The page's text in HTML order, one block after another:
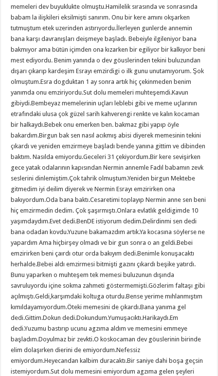
memeleri dev buyuklukte olmuştu.Hamilelik sırasında ve sonrasında
babam la ilişkileri eksilmişti sanırım. Onu bir kere amını okşarken
tutmuştum etek uzerinden astırıyordu.İlerleyen gunlerde annemin
bana karşı davranışları deişmeye başladı. Bebeiyle ilgileniyor bana
bakmıyor ama bütün içimden ona kızarken bir egiliyor bir kalkıyor beni
mest ediyordu. Benim yanında o dev göuslerinden tekini buluzundan
dışarı çıkarıp kardeşim Esrayı emzirdigi o ilk gunu unutamıyorum. Şok
olmuştum.Esra dogduktan 1 ay sonra artık hiç çekinmeden benim
yanımda onu emziriyordu.Sut dolu memeleri muhteşemdi.Kavun
gibiydi.Bembeyaz memelerinin uçları leblebi gibi ve meme uçlarının
etrafındaki ulusa çok güzel sarih kahverengi renkte ve kalın kocaman
bir halkaydı.Bebek onu emerken ben. bakmaz gibi yapıp öyle
bakardım.Birgun bak sen nasıl acıkmış abisi diyerek memesinin tekini
çıkardı ve yeniden emzirmeye başladı bende yanına gittim ve dibinden
baktım. Nasılda emiyordu.Geceleri 31 çekiyordum.Bir kere sevişirken
gece yatak odalarının kapısından Nermin annemle Fadıl babamın zevk
seslerini dinlemiştim.Çok tahrik olmuştum.Yeniden birgun Mektebe
gitmedim iyi deilim diyerek ve Nermin Esrayı emzirirken ona
bakıyordum.Oda bana baktı.Cesaretimi toplayıp Nermin anne sen beni
hiç emzirmedin dedim. Çok şaşırmıştı.Onlara evlatlık geldigimde 10
yaşımdaydım.Evet dedi.BenDE istiyorum dedim.Delirdinmi sen dedi
bana odadan kovdu.Yuzune bakamazdım artık.Ya kocasına söylerse ne
yapardım Ama hiçbirşey olmadı ve bir gun sonra o an geldi.Bebei
emzirirken beni çaırdı otur orda bakıyım dedi.Benimle konuşacaktı
herhalde.Bebei aldı emzirmesi bitmişti gazını çıkardı beşike yatırdı.
Bunu yaparken o muhteşem tek memesi buluzunun dışında
savruluyordu içine sokma zahmeti göstermemişti.Gözlerim faltaşı gibi
açılmıştı.Geldi,karşımdaki koltuga oturdu.Bense yerime mıhlanmıştım
kımıldayamıyordum.Öteki memesini de çıkardı.Bana yanıma gel
dedi.Gittim.Dokun dedi.Dokundum.Yumuşacıktı.Harikaydı.Em
dedi.Yuzumu bastırıp ucunu agzıma aldım ve memesini emmeye
başladım.Doyulmaz bir zevkti.O koskocaman dev göuslerinin birinde
elim dolaşırken dierini de emiyordum.Nefessiz
emiyordum.Heyecandan kalbim duracaktı.Bir saniye dahi boşa geçsin
istemiyordum.Sut dolu memesini emiyordum agzıma gelen şeyleri